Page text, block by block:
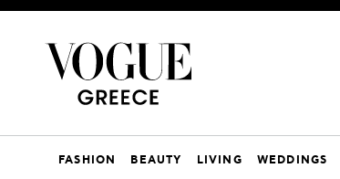
FASHION BEAUTY LIVING WEDDINGS